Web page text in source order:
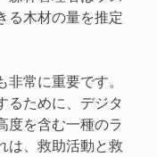
る木材の量を推定
常に重要です。
るために、デジタ
度を含む一種のラ
は、救助活動と救